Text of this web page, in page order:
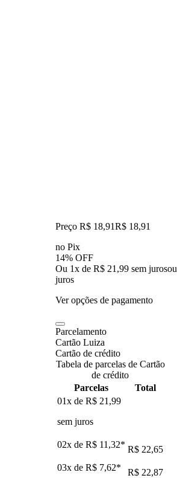
Preço R$ 18,91R$ 18,91
no Pix
14% OFF
Ou 1x de R$ 21,99 sem jurosou
juros
Ver opções de pagamento
Parcelamento
Cartão Luiza
Cartão de crédito
Tabela de parcelas de Cartão
de crédito
Parcelas
Total
01x de R$ 21,99
sem juros
02x de R$ 11,32* R$ 22,65
03x de R$ 7,62*
R$ 22,87